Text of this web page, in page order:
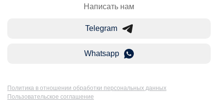
Написать нам
Telegram
Whatsapp
Политика в отношении обработки персональных данных
Пользовательское соглашение